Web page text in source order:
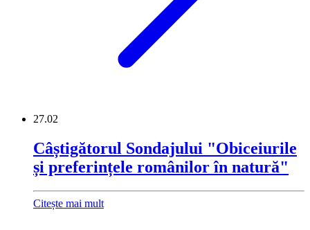
27.02
Câștigătorul Sondajului "Obiceiurile
și preferințele românilor în natură"
Citește mai mult